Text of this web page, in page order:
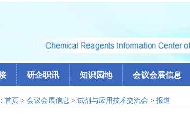
研企职讯 知识园地 会议会展信息
首页 > 会议会展信息 > 试剂与应用技术交流会 > 报道